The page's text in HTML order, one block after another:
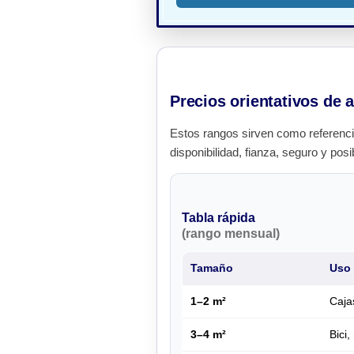
Precios orientativos de
Estos rangos sirven como
disponibilidad, fianza, seguro y
Tabla rápida
(rango mensual)
Tamaño
1–2 m²
3–4 m² Bici,